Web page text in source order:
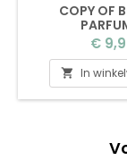
COPY OF
Prijs
€
 In